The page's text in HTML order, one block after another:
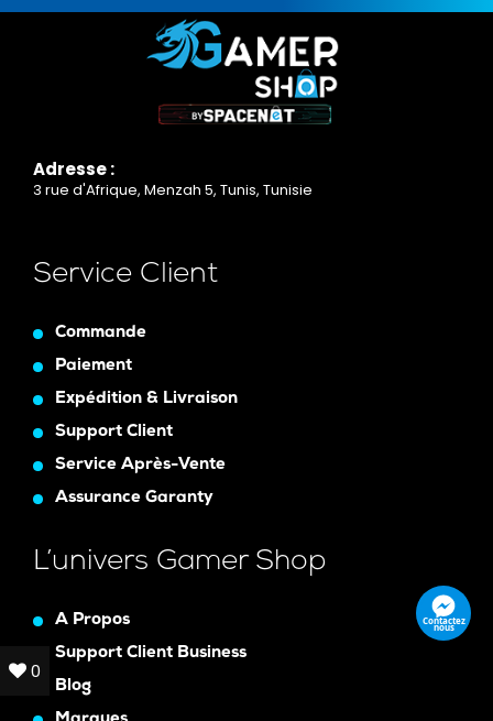
Adresse :
3 rue d'Afrique, Menzah 5, Tunis, Tunisie
Service Client
Commande
Paiement
Expédition & Livraison
Support Client
Service Après-Vente
Assurance Garanty
L’univers Gamer Shop
A Propos
Support Client Business
Blog
Contactez
nous
0
0